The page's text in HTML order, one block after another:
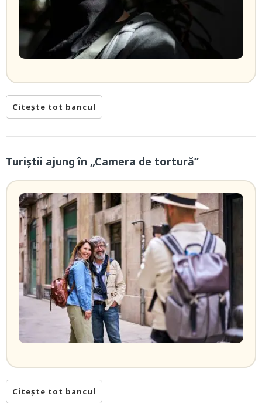
Citește tot bancul
Turiștii ajung în „Camera de tortură”
Citește tot bancul